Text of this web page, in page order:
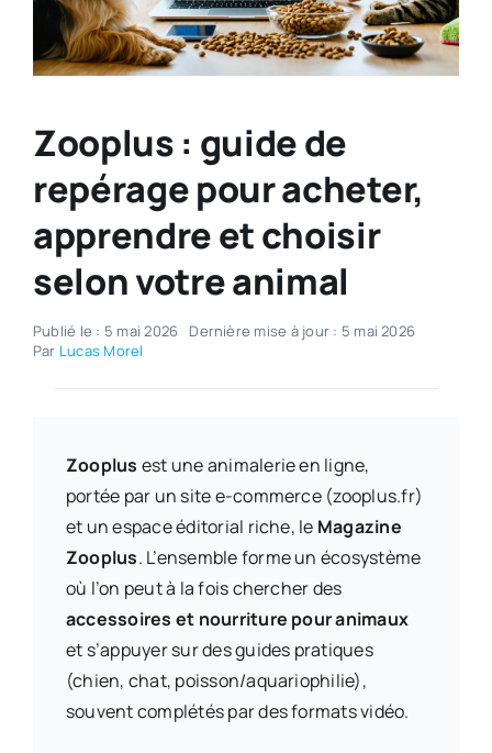
Zooplus : guide de
repérage pour acheter,
apprendre et choisir
selon votre animal
Publié le : 5 mai 2026
Dernière mise à jour : 5 mai 2026
Par Lucas Morel
Zooplus est une animalerie en ligne,
portée par un site e-commerce (zooplus.fr)
et un espace éditorial riche, le Magazine
Zooplus. L’ensemble forme un écosystème
où l’on peut à la fois chercher des
accessoires et nourriture pour animaux
et s’appuyer sur des guides pratiques
(chien, chat, poisson/aquariophilie),
souvent complétés par des formats vidéo.